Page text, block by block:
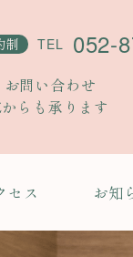
制 TEL 052-
お問い合わせ
らも承ります
セス お知